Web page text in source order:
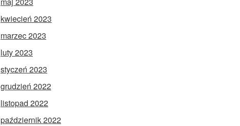
kwiecień 2023
marzec 2023
luty 2023
styczeń 2023
grudzień 2022
listopad 2022
październik 2022